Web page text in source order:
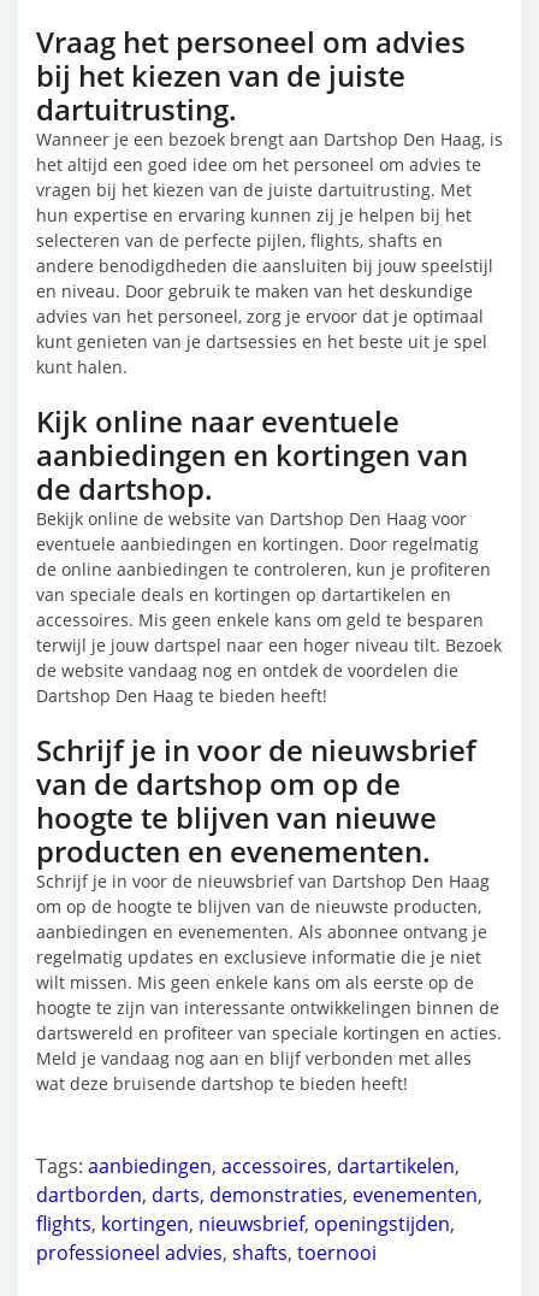
Vraag het personeel om advies
bij het kiezen van de juiste
dartuitrusting.
Wanneer je een bezoek brengt aan Dartshop Den Haag, is
het altijd een goed idee om het personeel om advies te
vragen bij het kiezen van de juiste dartuitrusting. Met
hun expertise en ervaring kunnen zij je helpen bij het
selecteren van de perfecte pijlen, flights, shafts en
andere benodigdheden die aansluiten bij jouw speelstijl
en niveau. Door gebruik te maken van het deskundige
advies van het personeel, zorg je ervoor dat je optimaal
kunt genieten van je dartsessies en het beste uit je spel
kunt halen.
Kijk online naar eventuele
aanbiedingen en kortingen van
de dartshop.
Bekijk online de website van Dartshop Den Haag voor
eventuele aanbiedingen en kortingen. Door regelmatig
de online aanbiedingen te controleren, kun je profiteren
van speciale deals en kortingen op dartartikelen en
accessoires. Mis geen enkele kans om geld te besparen
terwijl je jouw dartspel naar een hoger niveau tilt. Bezoek
de website vandaag nog en ontdek de voordelen die
Dartshop Den Haag te bieden heeft!
Schrijf je in voor de nieuwsbrief
van de dartshop om op de
hoogte te blijven van nieuwe
producten en evenementen.
Schrijf je in voor de nieuwsbrief van Dartshop Den Haag
om op de hoogte te blijven van de nieuwste producten,
aanbiedingen en evenementen. Als abonnee ontvang je
regelmatig updates en exclusieve informatie die je niet
wilt missen. Mis geen enkele kans om als eerste op de
hoogte te zijn van interessante ontwikkelingen binnen de
dartswereld en profiteer van speciale kortingen en acties.
Meld je vandaag nog aan en blijf verbonden met alles
wat deze bruisende dartshop te bieden heeft!
Tags: aanbiedingen, accessoires, dartartikelen,
dartborden, darts, demonstraties, evenementen,
flights, kortingen, nieuwsbrief, openingstijden,
professioneel advies, shafts, toernooi